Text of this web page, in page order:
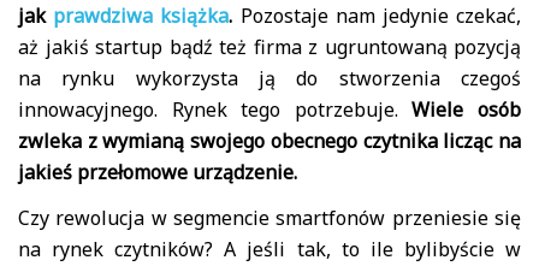
jak prawdziwa książka. Pozostaje nam jedynie czekać,
aż jakiś startup bądź też firma z ugruntowaną pozycją
na rynku wykorzysta ją do stworzenia czegoś
innowacyjnego. Rynek tego potrzebuje.Wiele osób
zwleka z wymianą swojego obecnego czytnika licząc na
jakieś przełomowe urządzenie.
Czy rewolucja w segmencie smartfonów przeniesie się
na rynek czytników? A jeśli tak, to ile bylibyście w